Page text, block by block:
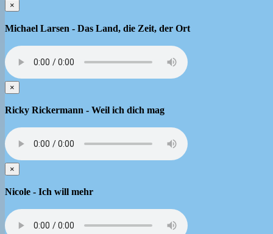
×
Michael Larsen - Das Land, die Zeit, der Ort
×
Ricky Rickermann - Weil ich dich mag
×
Nicole - Ich will mehr